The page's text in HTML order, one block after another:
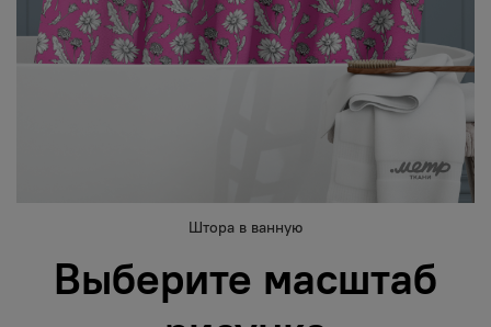
Штора в ванную
Выберите масштаб